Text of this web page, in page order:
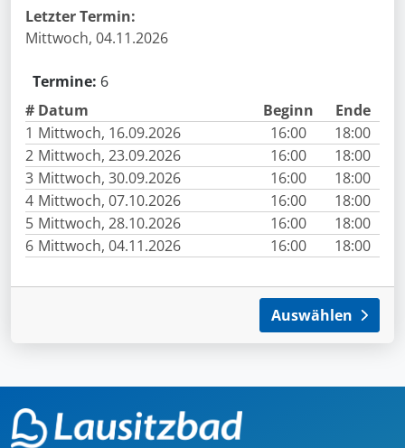
Letzter Termin:
Mittwoch, 04.11.2026
Termine: 6
# Datum Beginn
Ende
1 Mittwoch, 16.09.2026 16:00
18:00
2 Mittwoch, 23.09.2026 16:00
18:00
3 Mittwoch, 30.09.2026 16:00
18:00
4 Mittwoch, 07.10.2026 16:00
18:00
5 Mittwoch, 28.10.2026 16:00
18:00
6 Mittwoch, 04.11.2026 16:00 18:00
Auswählen